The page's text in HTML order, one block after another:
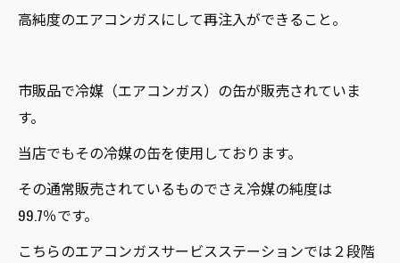
高純度のエアコンガスにして再注入ができること。
市販品で冷媒（エアコンガス）の缶が販売されていま
す。
当店でもその冷媒の缶を使用しております。
その通常販売されているものでさえ冷媒の純度は
99.7％です。
こちらのエアコンガスサービスステーションでは２段階